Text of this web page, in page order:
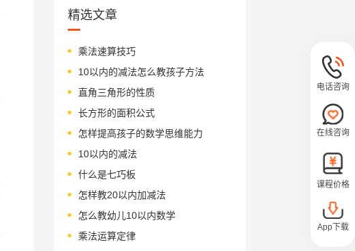
精选文章
乘法速算技巧
10以内的减法怎么教孩子方法
直角三角形的性质
长方形的面积公式
怎样提高孩子的数学思维能力
10以内的减法
什么是七巧板
怎样教20以内加减法
怎么教幼儿10以内数学
乘法运算定律
电话咨询
在线咨询
课程价格
App下载